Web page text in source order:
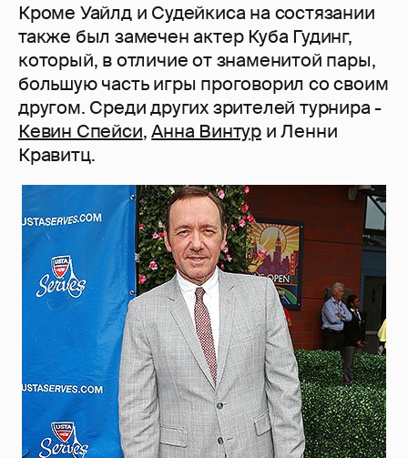
Кроме Уайлд и Судейкиса на состязании
также был замечен актер Куба Гудинг,
который, в отличие от знаменитой пары,
большую часть игры проговорил со своим
другом. Среди других зрителей турнира -
Кевин Спейси,Анна Винтур и Ленни
Кравитц.